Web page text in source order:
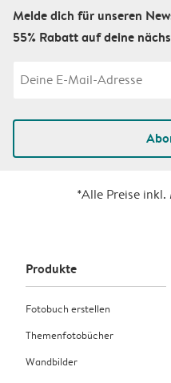
Melde dich für unseren
55% Rabatt auf deine
*Alle Preise inkl.
Produkte
Fotobuch erstellen
Themenfotobücher
Wandbilder